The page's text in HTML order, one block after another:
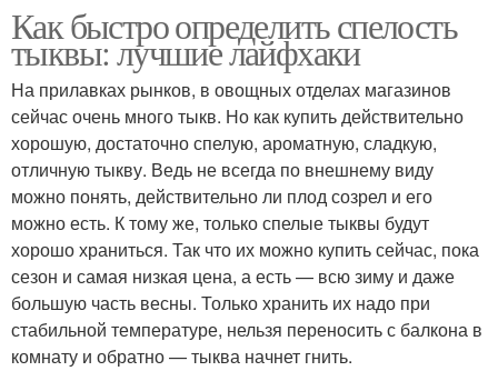
Как быстро определить спелость
тыквы: лучшие лайфхаки
На прилавках рынков, в овощных отделах магазинов
сейчас очень много тыкв. Но как купить действительно
хорошую, достаточно спелую, ароматную, сладкую,
отличную тыкву. Ведь не всегда по внешнему виду
можно понять, действительно ли плод созрел и его
можно есть. К тому же, только спелые тыквы будут
хорошо храниться. Так что их можно купить сейчас, пока
сезон и самая низкая цена, а есть — всю зиму и даже
большую часть весны. Только хранить их надо при
стабильной температуре, нельзя переносить с балкона в
комнату и обратно — тыква начнет гнить.